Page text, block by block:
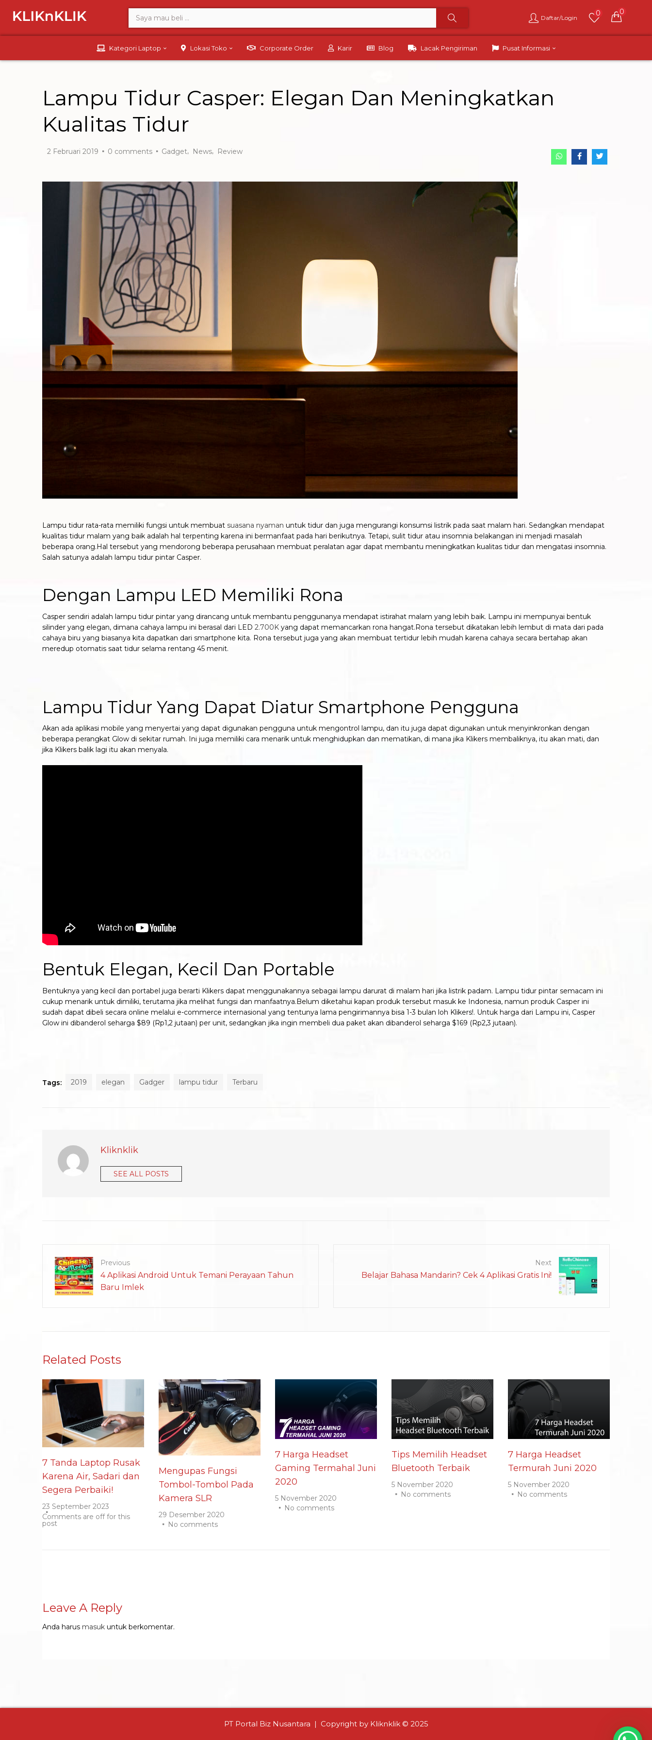
Daftar/Login
0 0
Kategori Laptop Lokasi Toko Corporate Order Karir Blog Lacak Pengiriman Pusat Informasi
Lampu Tidur Casper: Elegan Dan Meningkatkan
Kualitas Tidur
2 Februari 2019 0 comments Gadget, News, Review
Lampu tidur rata-rata memiliki fungsi untuk membuat suasana nyaman untuk tidur dan juga mengurangi konsumsi listrik pada saat malam hari. Sedangkan mendapat
kualitas tidur malam yang baik adalah hal terpenting karena ini bermanfaat pada hari berikutnya. Tetapi, sulit tidur atau insomnia belakangan ini menjadi masalah
beberapa orang.Hal tersebut yang mendorong beberapa perusahaan membuat peralatan agar dapat membantu meningkatkan kualitas tidur dan mengatasi insomnia.
Salah satunya adalah lampu tidur pintar Casper.
Dengan Lampu LED Memiliki Rona
Casper sendiri adalah lampu tidur pintar yang dirancang untuk membantu penggunanya mendapat istirahat malam yang lebih baik. Lampu ini mempunyai bentuk
silinder yang elegan, dimana cahaya lampu ini berasal dari LED 2.700K yang dapat memancarkan rona hangat.Rona tersebut dikatakan lebih lembut di mata dari pada
cahaya biru yang biasanya kita dapatkan dari smartphone kita. Rona tersebut juga yang akan membuat tertidur lebih mudah karena cahaya secara bertahap akan
meredup otomatis saat tidur selama rentang 45 menit.
Lampu Tidur Yang Dapat Diatur Smartphone Pengguna
Akan ada aplikasi mobile yang menyertai yang dapat digunakan pengguna untuk mengontrol lampu, dan itu juga dapat digunakan untuk menyinkronkan dengan
beberapa perangkat Glow di sekitar rumah. Ini juga memiliki cara menarik untuk menghidupkan dan mematikan, di mana jika Klikers membaliknya, itu akan mati, dan
jika Klikers balik lagi itu akan menyala.
Bentuk Elegan, Kecil Dan Portable
Bentuknya yang kecil dan portabel juga berarti Klikers dapat menggunakannya sebagai lampu darurat di malam hari jika listrik padam. Lampu tidur pintar semacam ini
cukup menarik untuk dimiliki, terutama jika melihat fungsi dan manfaatnya.Belum diketahui kapan produk tersebut masuk ke Indonesia, namun produk Casper ini
sudah dapat dibeli secara online melalui e-commerce internasional yang tentunya lama pengirimannya bisa 1-3 bulan loh Klikers!. Untuk harga dari Lampu ini, Casper
Glow ini dibanderol seharga $89 (Rp1,2 jutaan) per unit, sedangkan jika ingin membeli dua paket akan dibanderol seharga $169 (Rp2,3 jutaan).
Tags: 2019 elegan Gadger lampu tidur Terbaru
Kliknklik
SEE ALL POSTS
Previous
4 Aplikasi Android Untuk Temani Perayaan Tahun
Baru Imlek
Next
Belajar Bahasa Mandarin? Cek 4 Aplikasi Gratis Ini!
Related Posts
7 Tanda Laptop Rusak
Karena Air, Sadari dan
Segera Perbaiki!
23 September 2023
Comments are off for this
post
Mengupas Fungsi
Tombol-Tombol Pada
Kamera SLR
29 Desember 2020
No comments
7 Harga Headset
Gaming Termahal Juni
2020
5 November 2020
No comments
Tips Memilih Headset
Bluetooth Terbaik
5 November 2020
No comments
7 Harga Headset
Termurah Juni 2020
5 November 2020
No comments
Leave A Reply
Anda harus masuk untuk berkomentar.
PT Portal Biz Nusantara | Copyright by Kliknklik © 2025